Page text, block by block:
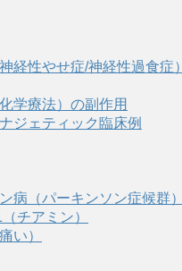
経性やせ症/神経性過食症）
学療法）の副作用
ジェティック臨床例
病（パーキンソン症候群）
チアミン）
い）